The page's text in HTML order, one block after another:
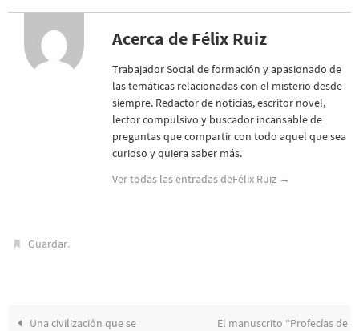
Acerca de Félix Ruiz
Trabajador Social de formación y apasionado de
las temáticas relacionadas con el misterio desde
siempre. Redactor de noticias, escritor novel,
lector compulsivo y buscador incansable de
preguntas que compartir con todo aquel que sea
curioso y quiera saber más.
Ver todas las entradas deFélix Ruiz →
Guardar.
Una civilización que se
El manuscrito “Profecías de